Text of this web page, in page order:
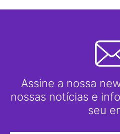
Assine a nossa
nossas notícias e
seu